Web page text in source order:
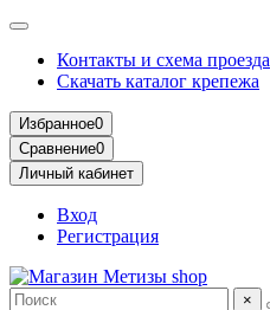
Контакты и схема проезда
Скачать каталог крепежа
Избранное0
Сравнение0
Личный кабинет
Вход
Регистрация
×